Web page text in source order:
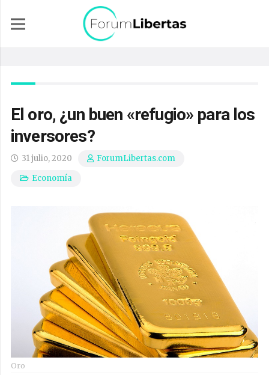
El oro, ¿un buen «refugio» para los
inversores?
31 julio, 2020
ForumLibertas.com
Economía
Oro